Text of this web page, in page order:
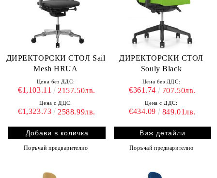
ДИРЕКТОРСКИ СТОЛ Sail
Mesh HRUA
Цена без ДДС:
€1,103.11 2157.50лв.
Цена с ДДС:
€1,323.73 2588.99лв.
Поръчай предварително
ДИРЕКТОРСКИ СТОЛ
Souly Black
Цена без ДДС:
€361.74 707.50лв.
Цена с ДДС:
€434.09 849.01лв.
Виж детайли
Поръчай предварително